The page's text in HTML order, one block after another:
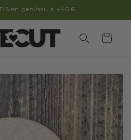
en península +40€
Carrito